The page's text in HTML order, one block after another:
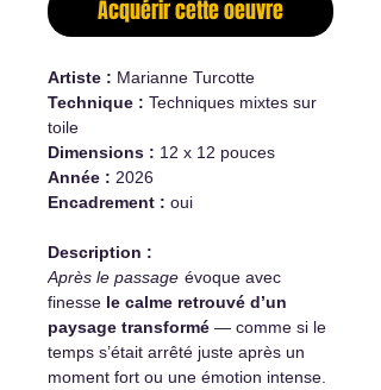
Acquérir cette oeuvre
Artiste : Marianne Turcotte
Technique : Techniques mixtes sur
toile
Dimensions : 12 x 12 pouces
Année : 2026
Encadrement : oui
Description :
Après le passage évoque avec
finesse le calme retrouvé d’un
paysage transformé — comme si le
temps s’était arrêté juste après un
moment fort ou une émotion intense.